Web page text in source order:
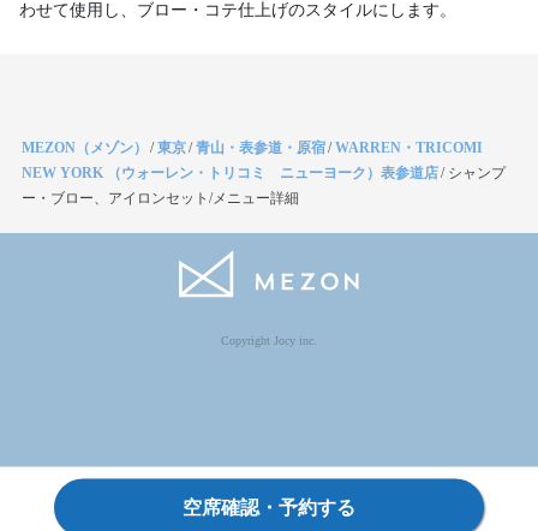
わせて使用し、ブロー・コテ仕上げのスタイルにします。
MEZON（メゾン） /東京/青山・表参道・原宿/WARREN・TRICOMI
NEW YORK （ウォーレン・トリコミ ニューヨーク）表参道店/ シャンプ
ー・ブロー、アイロンセット/メニュー詳細
Copyright Jocy inc.
空席確認・予約する